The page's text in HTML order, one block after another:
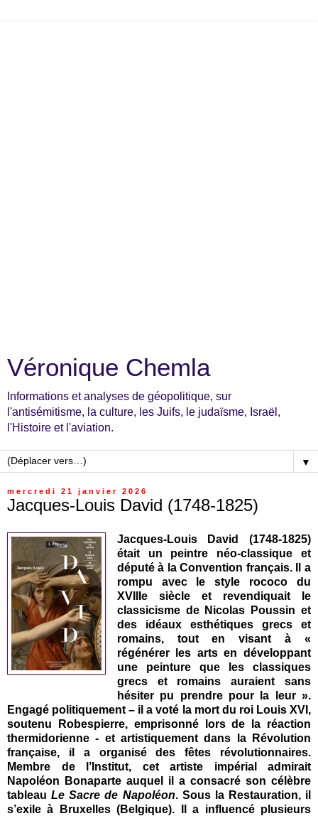
Véronique Chemla
Informations et analyses de géopolitique, sur
l'antisémitisme, la culture, les Juifs, le judaïsme, Israël,
l'Histoire et l'aviation.
▼
mercredi 21 janvier 2026
Jacques-Louis David (1748-1825)
Jacques-Louis David (1748-1825)
était un peintre néo-classique et
député à la Convention français. Il a
rompu avec le style rococo du
XVIIIe siècle et revendiquait le
classicisme de Nicolas Poussin et
des idéaux esthétiques grecs et
romains, tout en visant à «
régénérer les arts en développant
une peinture que les classiques
grecs et romains auraient sans
hésiter pu prendre pour la leur ».
Engagé politiquement – il a voté la mort du roi Louis XVI,
soutenu Robespierre, emprisonné lors de la réaction
thermidorienne - et artistiquement dans la Révolution
française, il a organisé des fêtes révolutionnaires.
Membre de l’Institut, cet artiste impérial admirait
Napoléon Bonaparte auquel il a consacré son célèbre
tableauLe Sacre de Napoléon. Sous la Restauration, il
s’exile à Bruxelles (Belgique). Il a influencé plusieurs